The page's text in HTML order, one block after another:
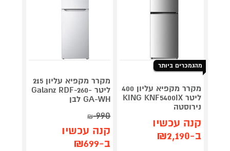
מהנמכרים ביותר
מקרר מקפיא עליון 400
ליטר KING KNF5400IX
נירוסטה
קנה עכשיו
ב-₪2,190
מקרר מקפיא עליון 215
ליטר Galanz RDF-260-
GA-WH לבן
990
₪
קנה עכשיו
ב-₪699